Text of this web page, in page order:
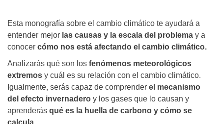
Esta monografía sobre el cambio climático te ayudará a
entender mejor las causas y la escala del problema y a
conocer cómo nos está afectando el cambio climático.
Analizarás qué son los fenómenos meteorológicos
extremos y cuál es su relación con el cambio climático.
Igualmente, serás capaz de comprender el mecanismo
del efecto invernadero y los gases que lo causan y
aprenderás qué es la huella de carbono y cómo se